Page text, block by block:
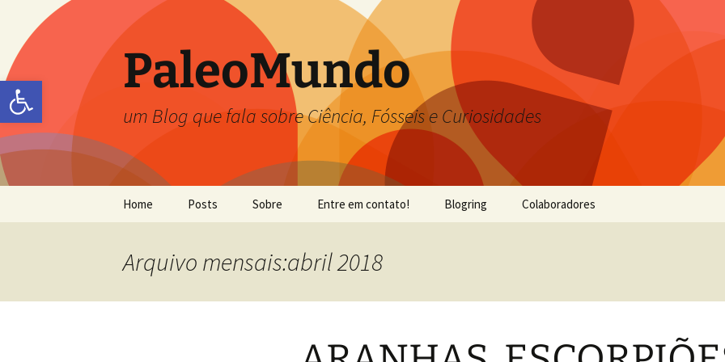
Abrir a barra de ferramentas
PaleoMundo
um Blog que fala sobre Ciência, Fósseis e Curiosidades
Home Posts Sobre Entre em contato! Blogring Colaboradores
Arquivo mensais:abril 2018